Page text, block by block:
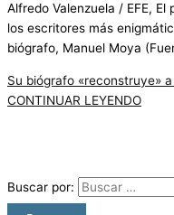
Alfredo Valenzuela / EFE,
los escritores más
biógrafo, Manuel Moya
Su biógrafo «reconstruye»
CONTINUAR LEYENDO
Buscar por: